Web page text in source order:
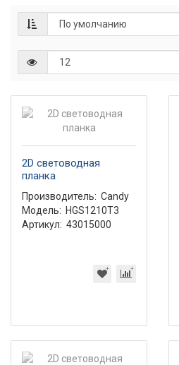
2D световодная
планка
Производитель: Candy
Модель: HGS1210T3
Артикул: 43015000